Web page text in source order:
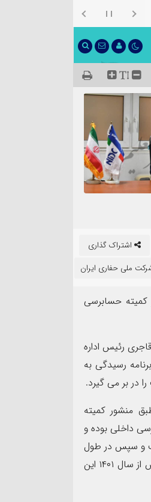
اشتراک گذاری
ملی حفاری ایران
در کمیته حسابرسی
رئیس اداره
حسابرسی داخلی شرکت در توضیح بیشتر در این باره گفت: این برنامه جامع شامل ۳۶ برنامه رسیدگی به
انجام شده بود و طبق منشور کمیته
داخلی بوده و
و سپس در طول
سال و حسب اولویت توسط حسابرسی داخلی اجرا می‌شود و این در حالی است که تا پیش از سال ۱۴۰۱ این
۱۴
به مناسبت اربعین